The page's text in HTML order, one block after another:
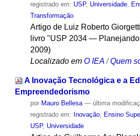
registrado em: USP, Universidade,
Transformação
Artigo de Luiz Roberto
livro "USP 2034 —
2009)
Localizado em O IEA /Quem
A Inovação Tecnológica e a
Empreendedorismo
por Mauro Bellesa — última
registrado em: Inovação, Ensino
USP, Universidade